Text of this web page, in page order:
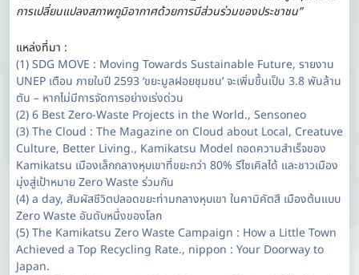
การเปลี่ยนแปลงสภาพภูมิอากาศด้วยการมีส่วนร่วมของประชาชน”
แหล่งที่มา :
(1) SDG MOVE : Moving Towards Sustainable Future, รายงาน
UNEP เตือน ภายในปี 2593 ‘ขยะมูลฝอยชุมชน’ จะเพิ่มขึ้นเป็น 3.8 พันล้าน
ตัน – หากไม่มีการจัดการอย่างเร่งด่วน
(2) 6 Best Zero-Waste Projects in the World., Sensoneo
(3) The Cloud : The Magazine on Cloud about Local, Creatuve
Culture, Better Living., Kamikatsu Model ถอดความสำเร็จของ
Kamikatsu เมืองเล็กกลางหุบเขาที่ขยะกว่า 80% รีไซเคิลได้ และชาวเมือง
มุ่งสู่เป้าหมาย Zero Waste ร่วมกัน
(4) a day, สัมผัสชีวิตปลอดขยะท่ามกลางหุบเขา ในคามิคัตสึ เมืองต้นแบบ
Zero Waste อันดับหนึ่งของโลก
(5) The Kamikatsu Zero Waste Campaign : How a Little Town
Achieved a Top Recycling Rate., nippon : Your Doorway to
Japan.